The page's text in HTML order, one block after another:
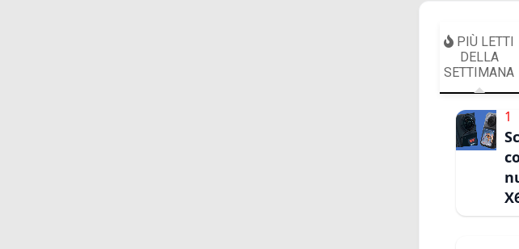
PIÙ LETTI
DELLA
SETTIMANA
1